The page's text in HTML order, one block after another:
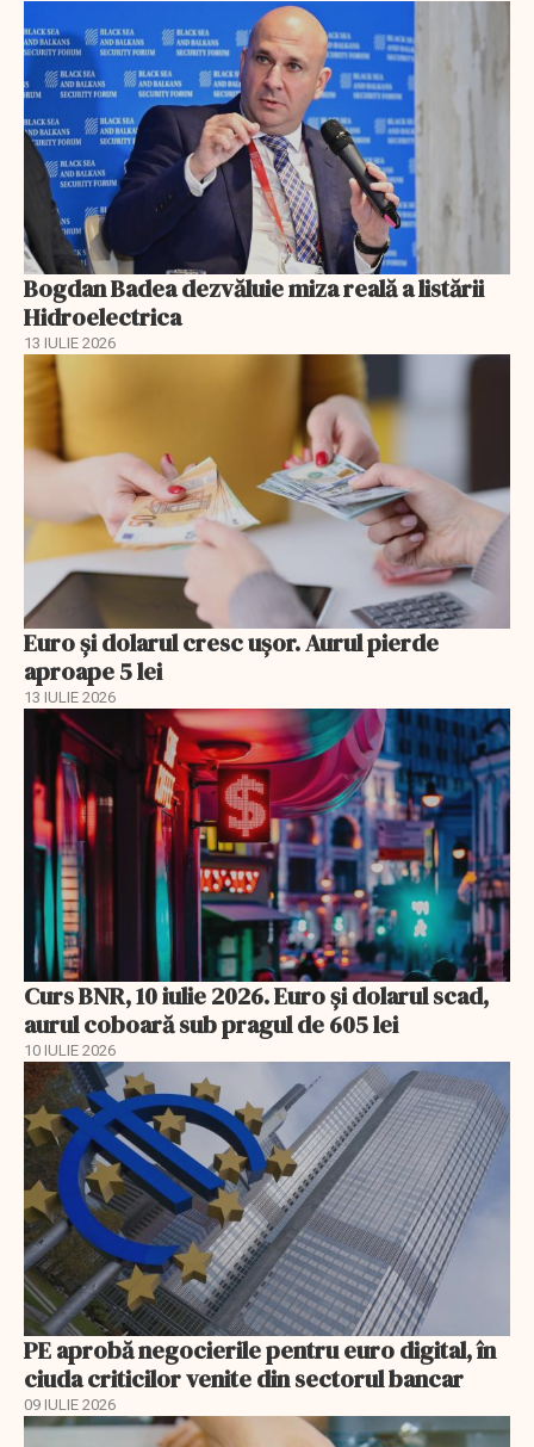
Bogdan Badea dezvăluie miza reală a listării
Hidroelectrica
13 IULIE 2026
Euro și dolarul cresc ușor. Aurul pierde
aproape 5 lei
13 IULIE 2026
Curs BNR, 10 iulie 2026. Euro și dolarul scad,
aurul coboară sub pragul de 605 lei
10 IULIE 2026
PE aprobă negocierile pentru euro digital, în
ciuda criticilor venite din sectorul bancar
09 IULIE 2026